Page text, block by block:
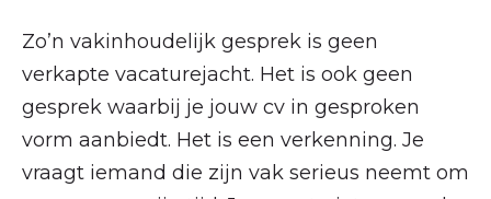
Zo’n vakinhoudelijk gesprek is geen
verkapte vacaturejacht. Het is ook geen
gesprek waarbij je jouw cv in gesproken
vorm aanbiedt. Het is een verkenning. Je
vraagt iemand die zijn vak serieus neemt om